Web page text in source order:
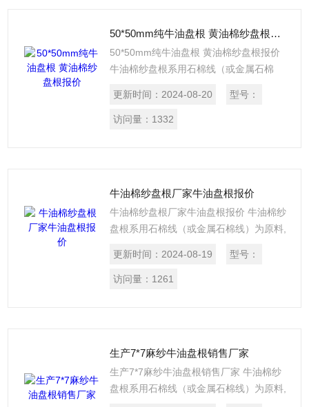
50*50mm纯牛油盘根 黄油棉纱盘根报价
50*50mm纯牛油盘根 黄油棉纱盘根报价
牛油棉纱盘根系用石棉线（或金属石棉
制而成，麻纱盘根是以亚麻为原料加工而
成，所以也有亚麻盘根一称。
更新时间： 2024-08-20 型号：
访问量： 1332
牛油棉纱盘根厂家牛油盘根报价
牛油棉纱盘根厂家牛油盘根报价 牛油棉纱
盘根系用石棉线（或金属石棉线）为原料,
纱盘根是以亚麻为原料加工而成，所以也
有亚麻盘根一称。选用于回转轴，往复活
更新时间： 2024-08-19 型号：
访问量： 1261
生产7*7麻纱牛油盘根销售厂家
生产7*7麻纱牛油盘根销售厂家 牛油棉纱
盘根系用石棉线（或金属石棉线）为原料,